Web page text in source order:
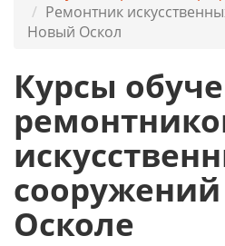
Ремонтник
Новый Оскол
Курсы
Осколе